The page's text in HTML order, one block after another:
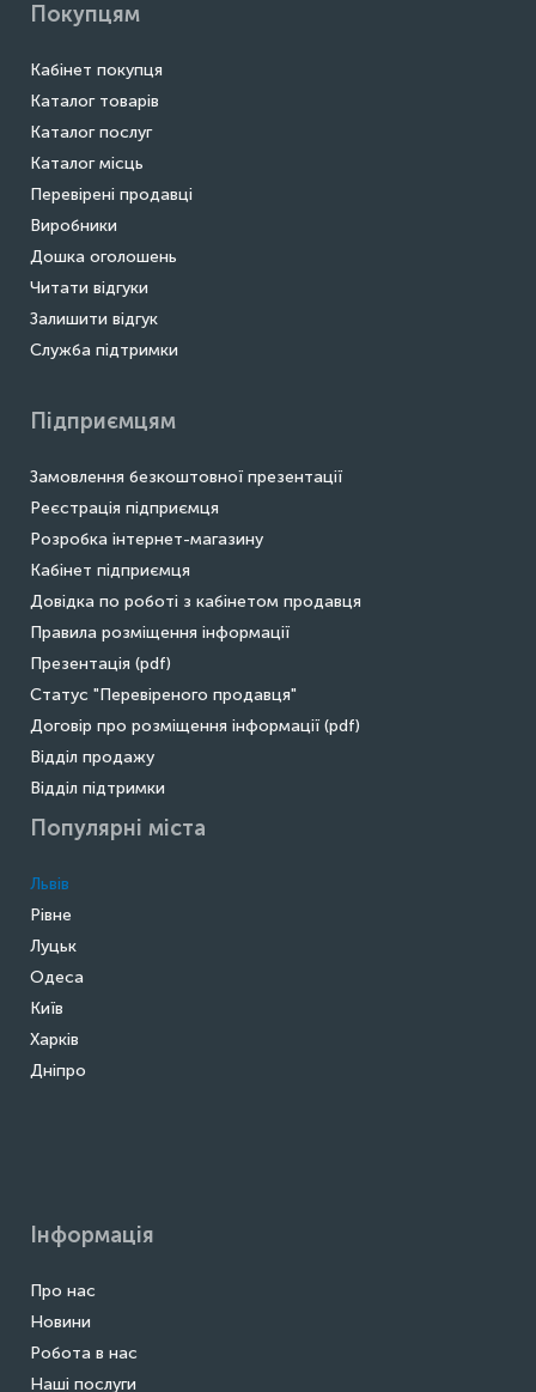
Покупцям
Кабінет покупця
Каталог товарів
Каталог послуг
Каталог місць
Перевірені продавці
Виробники
Дошка оголошень
Читати відгуки
Залишити відгук
Служба підтримки
Підприємцям
Замовлення безкоштовної презентації
Реєстрація підприємця
Розробка інтернет-магазину
Кабінет підприємця
Довідка по роботі з кабінетом продавця
Правила розміщення інформації
Презентація (pdf)
Статус "Перевіреного продавця"
Договір про розміщення інформації (pdf)
Відділ продажу
Відділ підтримки
Популярні міста
Львів
Рівне
Луцьк
Одеса
Київ
Харків
Дніпро
Інформація
Про нас
Новини
Робота в нас
Наші послуги